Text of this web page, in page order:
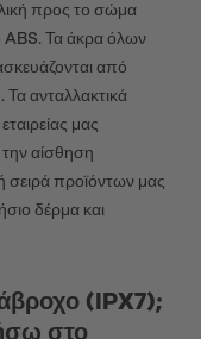
προς το σώμα
ABS. Τα άκρα όλων
από
Τα ανταλλακτικά
μας
την αίσθηση
σειρά προϊόντων μας
δέρμα και
(IPX7);
στο